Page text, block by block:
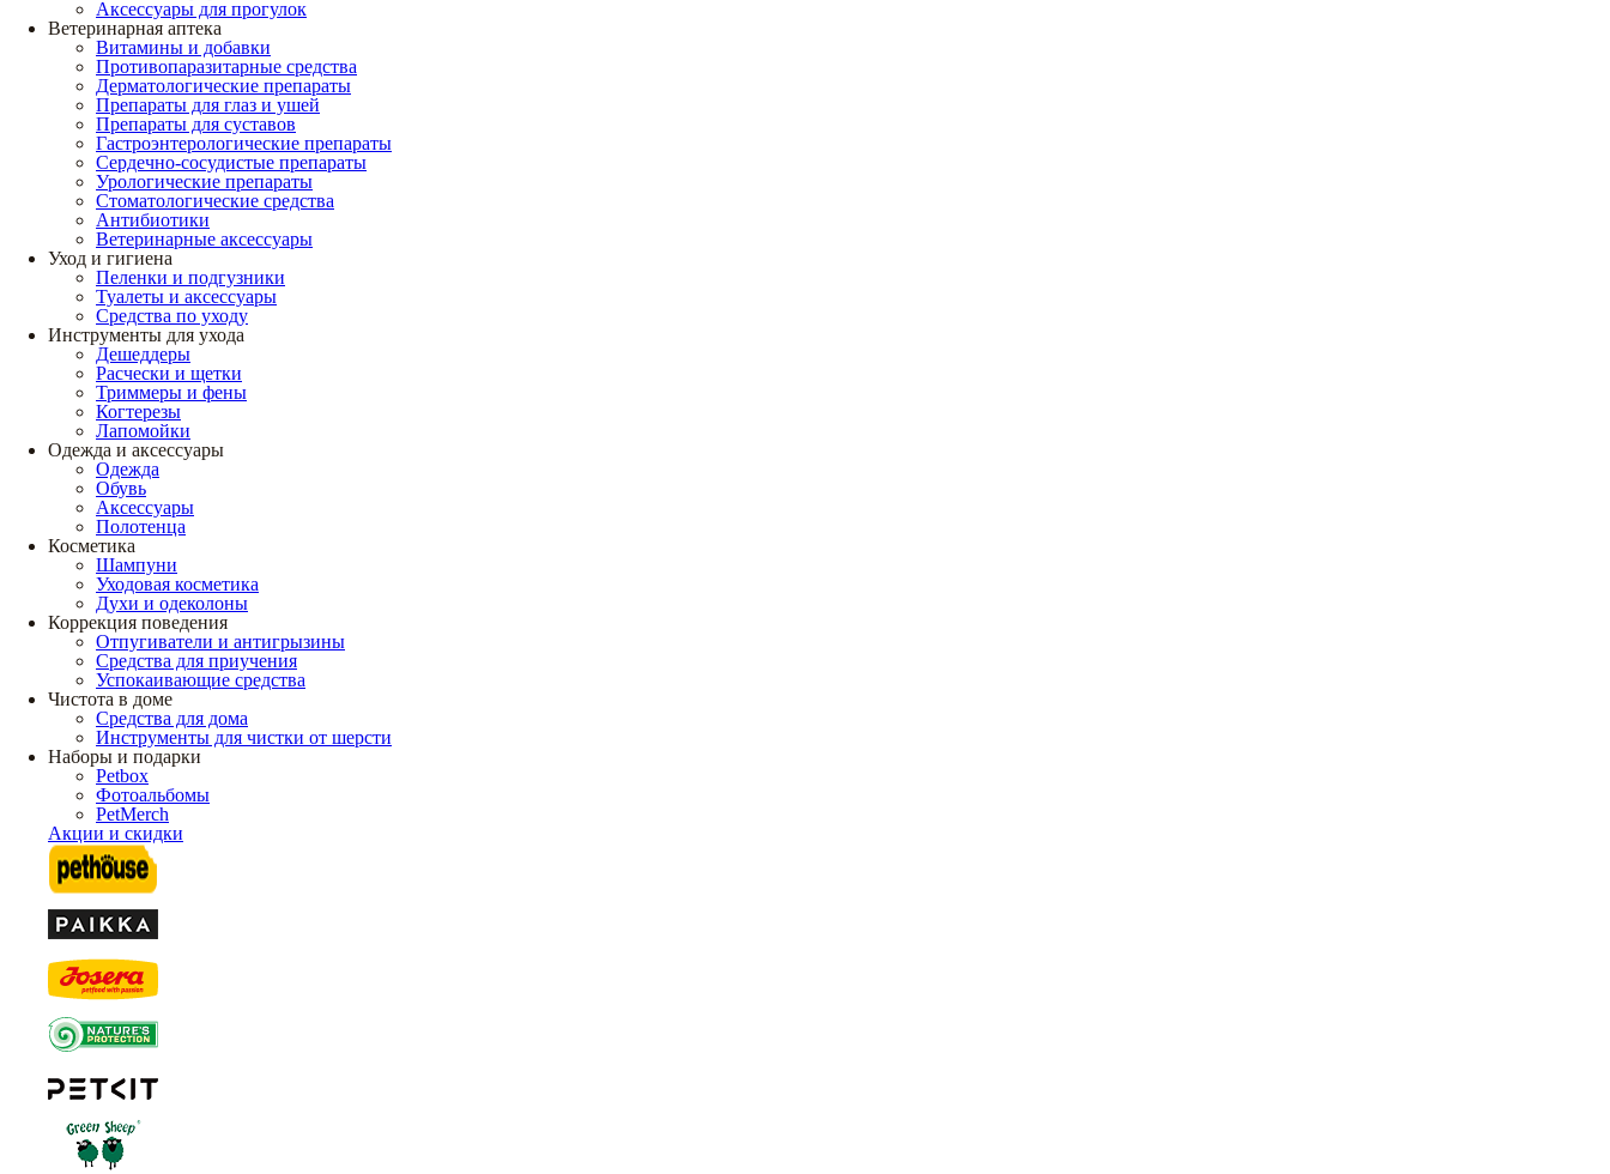
Аксессуары для прогулок
Ветеринарная аптека
Витамины и добавки
Противопаразитарные средства
Дерматологические препараты
Препараты для глаз и ушей
Препараты для суставов
Гастроэнтерологические препараты
Сердечно-сосудистые препараты
Урологические препараты
Стоматологические средства
Антибиотики
Ветеринарные аксессуары
Уход и гигиена
Пеленки и подгузники
Туалеты и аксессуары
Средства по уходу
Инструменты для ухода
Дешеддеры
Расчески и щетки
Триммеры и фены
Когтерезы
Лапомойки
Одежда и аксессуары
Одежда
Обувь
Аксессуары
Полотенца
Косметика
Шампуни
Уходовая косметика
Духи и одеколоны
Коррекция поведения
Отпугиватели и антигрызины
Средства для приучения
Успокаивающие средства
Чистота в доме
Средства для дома
Инструменты для чистки от шерсти
Наборы и подарки
Petbox
Фотоальбомы
PetMerch
Акции и скидки